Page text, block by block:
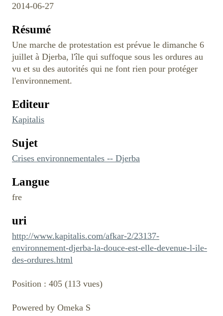
2014-06-27
Résumé
Une marche de protestation est prévue le dimanche 6
juillet à Djerba, l'île qui suffoque sous les ordures au
vu et su des autorités qui ne font rien pour protéger
l'environnement.
Editeur
Kapitalis
Sujet
Crises environnementales -- Djerba
Langue
fre
uri
http://www.kapitalis.com/afkar-2/23137-
environnement-djerba-la-douce-est-elle-devenue-l-ile-
des-ordures.html
Position : 405 (113 vues)
Powered by Omeka S